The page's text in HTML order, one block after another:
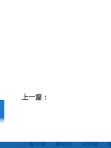
上一篇：